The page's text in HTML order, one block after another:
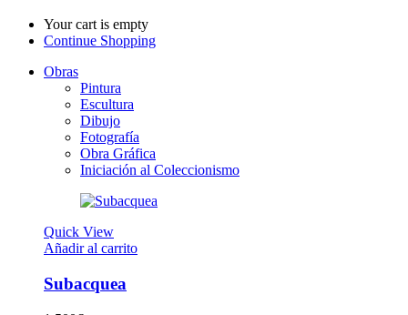
Your cart is empty
Continue Shopping
Obras
Pintura
Escultura
Dibujo
Fotografía
Obra Gráfica
Iniciación al Coleccionismo
Quick View
Añadir al carrito
Subacquea